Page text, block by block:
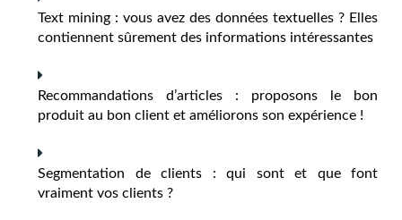
Text mining : vous avez des données textuelles ? Elles
contiennent sûrement des informations intéressantes
Recommandations d’articles : proposons le bon
produit au bon client et améliorons son expérience !
Segmentation de clients : qui sont et que font
vraiment vos clients ?